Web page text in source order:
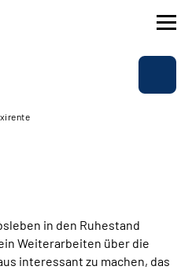
in den Ruhestand
Weiterarbeiten über die
interessant zu machen, das